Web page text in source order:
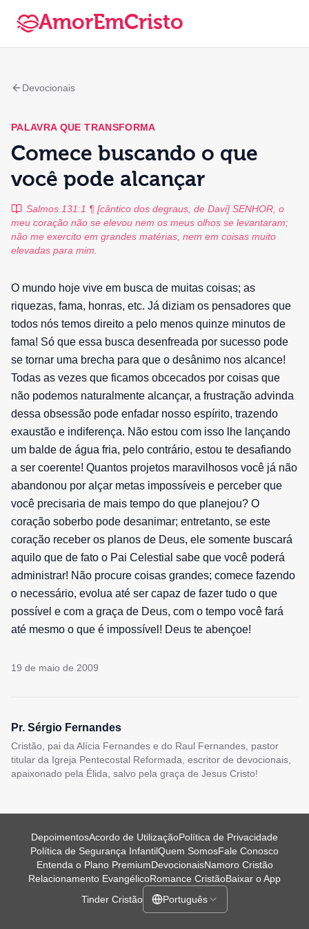
AmorEmCristo
Devocionais
PALAVRA QUE TRANSFORMA
Comece buscando o que
você pode alcançar
Salmos 131:1 ¶ [cântico dos degraus, de Davi] SENHOR, o
meu coração não se elevou nem os meus olhos se levantaram;
não me exercito em grandes matérias, nem em coisas muito
elevadas para mim.
O mundo hoje vive em busca de muitas coisas; as
riquezas, fama, honras, etc. Já diziam os pensadores que
todos nós temos direito a pelo menos quinze minutos de
fama! Só que essa busca desenfreada por sucesso pode
se tornar uma brecha para que o desânimo nos alcance!
Todas as vezes que ficamos obcecados por coisas que
não podemos naturalmente alcançar, a frustração advinda
dessa obsessão pode enfadar nosso espírito, trazendo
exaustão e indiferença. Não estou com isso lhe lançando
um balde de água fria, pelo contrário, estou te desafiando
a ser coerente! Quantos projetos maravilhosos você já não
abandonou por alçar metas impossíveis e perceber que
você precisaria de mais tempo do que planejou? O
coração soberbo pode desanimar; entretanto, se este
coração receber os planos de Deus, ele somente buscará
aquilo que de fato o Pai Celestial sabe que você poderá
administrar! Não procure coisas grandes; comece fazendo
o necessário, evolua até ser capaz de fazer tudo o que
possível e com a graça de Deus, com o tempo você fará
até mesmo o que é impossível! Deus te abençoe!
19 de maio de 2009
Pr. Sérgio Fernandes
Cristão, pai da Alícia Fernandes e do Raul Fernandes, pastor
titular da Igreja Pentecostal Reformada, escritor de devocionais,
apaixonado pela Élida, salvo pela graça de Jesus Cristo!
DepoimentosAcordo de UtilizaçãoPolítica de Privacidade
Política de Segurança InfantilQuem SomosFale Conosco
Entenda o Plano PremiumDevocionaisNamoro Cristão
Relacionamento EvangélicoRomance CristãoBaixar o App
Tinder Cristão
Português